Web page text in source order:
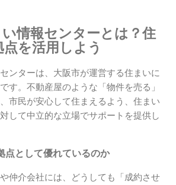
情報センターとは？住
を活用しよう
ンターは、大阪市が運営する住まいに
す。不動産屋のような「物件を売る」
市民が安心して住まえるよう、住まい
して中立的な立場でサポートを提供し
点として優れているのか
仲介会社には、どうしても「成約させ